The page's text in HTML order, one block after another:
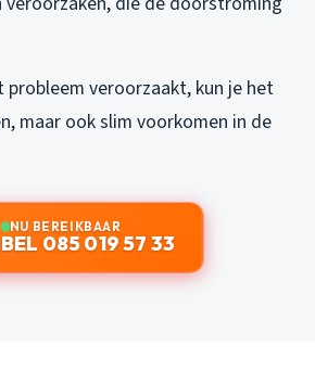
veroorzaakt, kun je het
maar ook slim voorkomen in de
NU BEREIKBAAR
BEL 085 019 57 33